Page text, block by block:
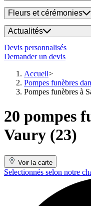
Fleurs et cérémonies
Actualités
Devis personnalisés
Demander un devis
Accueil
Pompes funèbres
Pompes funèbres à
20 pompes
Vaury (23)
Voir la carte
Selectionnés selon notre